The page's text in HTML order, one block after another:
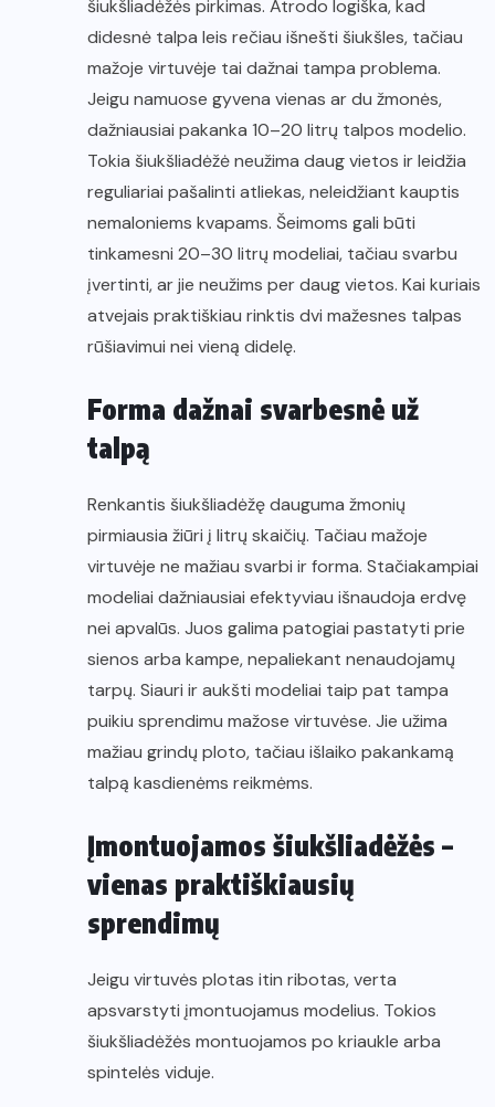
šiukšliadėžės pirkimas. Atrodo logiška, kad
didesnė talpa leis rečiau išnešti šiukšles, tačiau
mažoje virtuvėje tai dažnai tampa problema.
Jeigu namuose gyvena vienas ar du žmonės,
dažniausiai pakanka 10–20 litrų talpos modelio.
Tokia šiukšliadėžė neužima daug vietos ir leidžia
reguliariai pašalinti atliekas, neleidžiant kauptis
nemaloniems kvapams. Šeimoms gali būti
tinkamesni 20–30 litrų modeliai, tačiau svarbu
įvertinti, ar jie neužims per daug vietos. Kai kuriais
atvejais praktiškiau rinktis dvi mažesnes talpas
rūšiavimui nei vieną didelę.
Forma dažnai svarbesnė už
talpą
Renkantis šiukšliadėžę dauguma žmonių
pirmiausia žiūri į litrų skaičių. Tačiau mažoje
virtuvėje ne mažiau svarbi ir forma. Stačiakampiai
modeliai dažniausiai efektyviau išnaudoja erdvę
nei apvalūs. Juos galima patogiai pastatyti prie
sienos arba kampe, nepaliekant nenaudojamų
tarpų. Siauri ir aukšti modeliai taip pat tampa
puikiu sprendimu mažose virtuvėse. Jie užima
mažiau grindų ploto, tačiau išlaiko pakankamą
talpą kasdienėms reikmėms.
Įmontuojamos šiukšliadėžės –
vienas praktiškiausių
sprendimų
Jeigu virtuvės plotas itin ribotas, verta
apsvarstyti įmontuojamus modelius. Tokios
šiukšliadėžės montuojamos po kriaukle arba
spintelės viduje.